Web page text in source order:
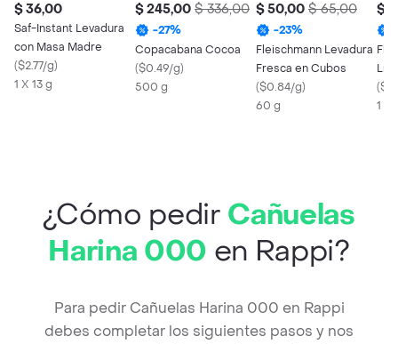
$ 36,00
Saf-Instant Levadura
con Masa Madre
($2.77/g)
1 X 13 g
$ 245,00 $ 336,00
-27%
Copacabana Cocoa
($0.49/g)
500 g
$ 50,00 $ 65,00
-23%
Fleischmann Levadura
Fresca en Cubos
($0.84/g)
60 g
$
(
1 X
¿Cómo pedir Cañuelas
Harina 000 en Rappi?
Para pedir Cañuelas Harina 000 en Rappi
debes completar los siguientes pasos y nos